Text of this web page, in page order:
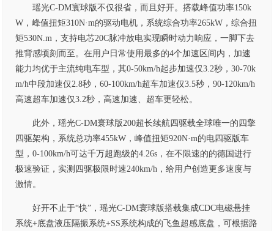
瑶光C-DM寰球版不仅很省，而且好开。搭载峰值功率150k
W，峰值扭矩310N·m的驱动电机，系统综合功率265kW，综合扭
矩530N.m，支持电芯20C脉冲放电实现瞬时动力响应，一脚下去
推背感顷刻而至。在用户日常使用最多的4个加速区间内，加速
能力均优于主流纯电车型，其0-50km/h起步加速仅3.2秒，30-70k
m/h中段加速仅2.8秒，60-100km/h超车加速仅3.5秒，90-120km/h
高速超车加速仅3.2秒，高速加速、超车更轻松。
此外，瑶光C-DM寰球版200超长续航四驱载全球唯一的四擎
四驱架构，系统总功率455kW，峰值扭矩920N·m的电四驱版车
型，0-100km/h可达千万超跑级的4.26s，在不限速的的德国进行
极速验证，实测四驱极限时速240km/h，给用户创造更多速度与
激情。
好开不止于“快”，瑶光C-DM寰球版搭载集成CDC电磁悬挂
系统+底盘液压隔振系统+SS系统构成的飞鱼超感底盘，可根据路